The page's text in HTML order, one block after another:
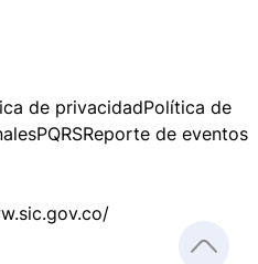
de privacidadPolítica de
PQRSReporte de eventos